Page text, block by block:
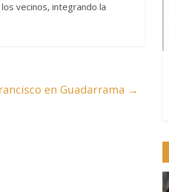
vecinos, integrando la
en Guadarrama →